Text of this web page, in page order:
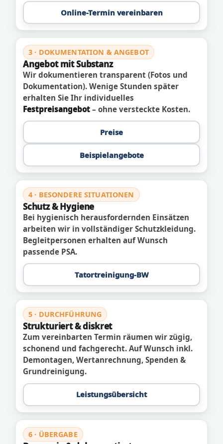
Online-Termin vereinbaren
3 · DOKUMENTATION & ANGEBOT
Angebot mit Substanz
Wir dokumentieren transparent (Fotos und
Dokumentation). Wenige Stunden später
erhalten Sie Ihr individuelles
Festpreisangebot – ohne versteckte Kosten.
Preise
Beispielangebote
4 · BESONDERE SITUATIONEN
Schutz & Hygiene
Bei hygienisch herausfordernden Einsätzen
arbeiten wir in vollständiger Schutzkleidung.
Begleitpersonen erhalten auf Wunsch
passende PSA.
Tatortreinigung-BW
5 · DURCHFÜHRUNG
Strukturiert & diskret
Zum vereinbarten Termin räumen wir zügig,
schonend und fachgerecht. Auf Wunsch inkl.
Demontagen, Wertanrechnung, Spenden &
Grundreinigung.
Leistungsübersicht
6 · ÜBERGABE